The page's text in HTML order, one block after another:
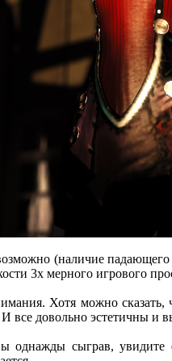
(наличие
3х мерного игрового
Хотя можно
все довольно эстетичны
сыграв, увидите